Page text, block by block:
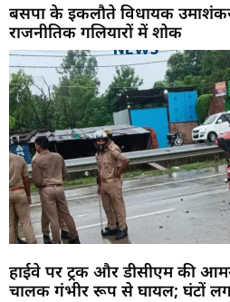
बसपा के इकलौते विधायक
राजनीतिक गलियारों में शोक
हाईवे पर ट्रक और डीसीएम की
चालक गंभीर रूप से घायल; घंटों